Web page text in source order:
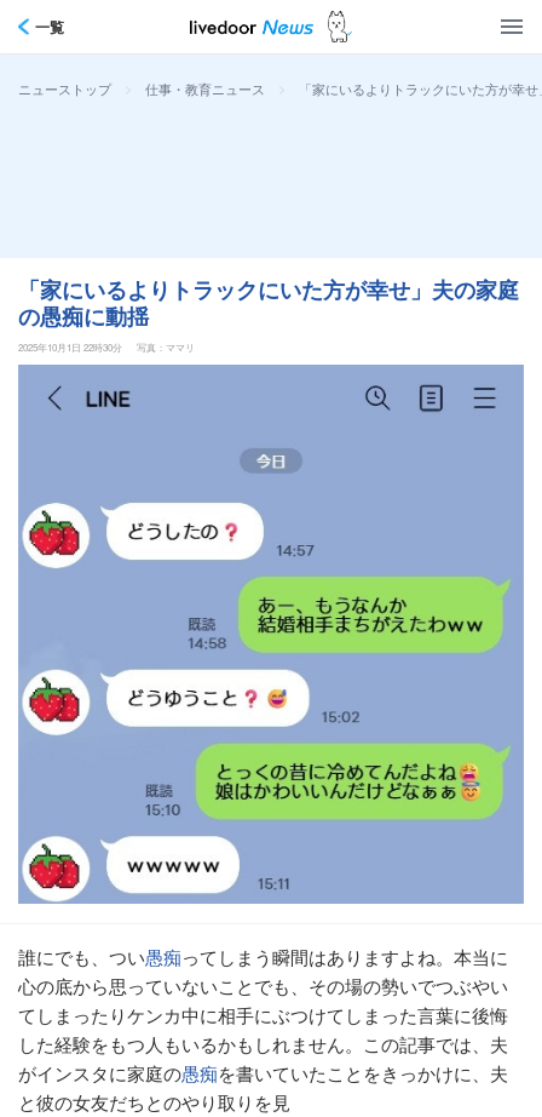
一覧
ニューストップ > 仕事・教育ニュース > 「家にいるよりトラックにいた方が幸
「家にいるよりトラックにいた方が幸せ」夫の家庭
の愚痴に動揺
2025年10月1日 22時30分 写真：ママリ
誰にでも、つい愚痴ってしまう瞬間はありますよね。本当に
心の底から思っていないことでも、その場の勢いでつぶやい
てしまったりケンカ中に相手にぶつけてしまった言葉に後悔
した経験をもつ人もいるかもしれません。この記事では、夫
がインスタに家庭の愚痴を書いていたことをきっかけに、夫
と彼の女友だちとのやり取りを見